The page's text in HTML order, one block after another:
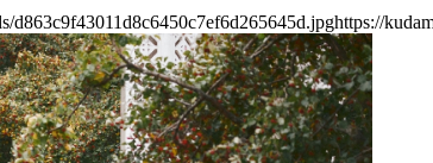
d863c9f43011d8c6450c7ef6d265645d.jpghttps://